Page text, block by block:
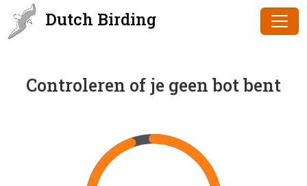
Dutch Birding
Controleren of je geen bot bent